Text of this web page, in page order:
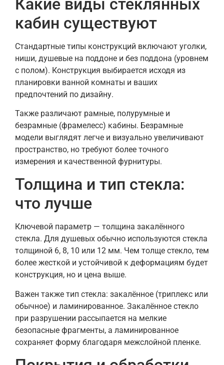
кабин существуют
Стандартные типы конструкций включают уголки,
ниши, душевые на поддоне и без поддона (уровнем
с полом). Конструкция выбирается исходя из
планировки ванной комнаты и ваших
предпочтений по дизайну.
Также различают рамные, полурумные и
безрамные (фрамелесс) кабины. Безрамные
модели выглядят легче и визуально увеличивают
пространство, но требуют более точного
измерения и качественной фурнитуры.
Толщина и тип стекла:
что лучше
Ключевой параметр — толщина закалённого
стекла. Для душевых обычно используются стекла
толщиной 6, 8, 10 или 12 мм. Чем толще стекло, тем
более жесткой и устойчивой к деформациям будет
конструкция, но и цена выше.
Важен также тип стекла: закалённое (триплекс или
обычное) и ламинированное. Закалённое стекло
при разрушении рассыпается на мелкие
безопасные фрагменты, а ламинированное
сохраняет форму благодаря межслойной пленке.